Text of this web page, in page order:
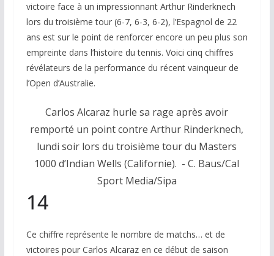
victoire face à un impressionnant Arthur Rinderknech
lors du troisième tour (6-7, 6-3, 6-2), l’Espagnol de 22
ans est sur le point de renforcer encore un peu plus son
empreinte dans l’histoire du tennis. Voici cinq chiffres
révélateurs de la performance du récent vainqueur de
l’Open d’Australie.
Carlos Alcaraz hurle sa rage après avoir
remporté un point contre Arthur Rinderknech,
lundi soir lors du troisième tour du Masters
1000 d’Indian Wells (Californie). - C. Baus/Cal
Sport Media/Sipa
14
Ce chiffre représente le nombre de matchs… et de
victoires pour Carlos Alcaraz en ce début de saison